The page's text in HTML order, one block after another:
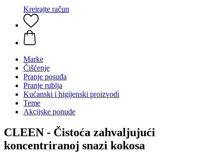
Kreirajte račun
Marke
Čišćenje
Pranje posuđa
Pranje rublja
Kućanski i higijenski proizvodi
Teme
Akcijske ponude
CLEEN - Čistoća zahvaljujući
koncentriranoj snazi kokosa